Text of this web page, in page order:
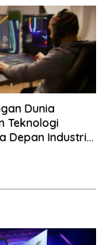
Dunia
Teknologi
Depan Industri